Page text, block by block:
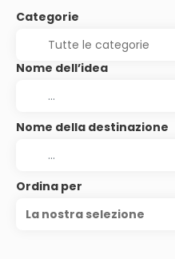
Categorie
Nome dell’idea
Nome della destinazione
Ordina per
La nostra selezione